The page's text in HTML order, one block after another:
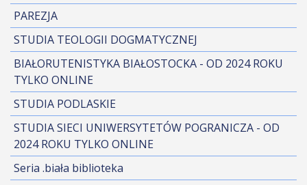
PAREZJA
STUDIA TEOLOGII DOGMATYCZNEJ
BIAŁORUTENISTYKA BIAŁOSTOCKA - OD 2024 ROKU
TYLKO ONLINE
STUDIA PODLASKIE
STUDIA SIECI UNIWERSYTETÓW POGRANICZA - OD
2024 ROKU TYLKO ONLINE
Seria .biała biblioteka